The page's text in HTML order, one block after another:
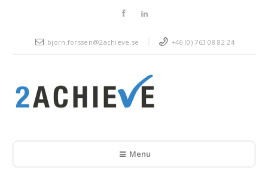
bjorn.forssen@2achieve.se +46 (0) 763 08 82 24
Menu